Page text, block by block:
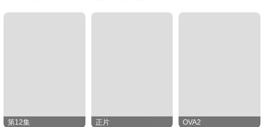
第12集
正片
OVA2